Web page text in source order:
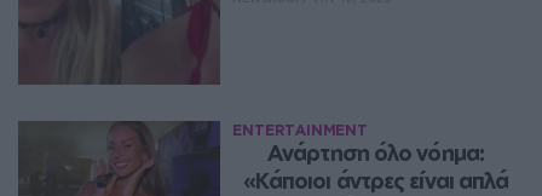
ENTERTAINMENT
Ανάρτηση όλο νόημα:
«Κάποιοι άντρες είναι απλά